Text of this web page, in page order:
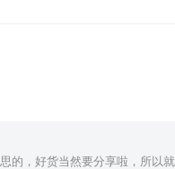
的，好货当然要分享啦，所以就